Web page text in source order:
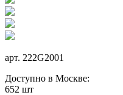
арт. 222G2001
Доступно в Москве:
652 шт